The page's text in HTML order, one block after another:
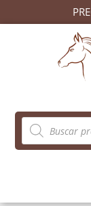
Búsqueda
de
productos